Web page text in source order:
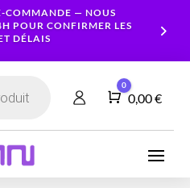
COMMANDE — NOUS
POUR CONFIRMER LES
DÉLAIS
Panier
0
0,00€
Serveur
SmartphonesLogiciels